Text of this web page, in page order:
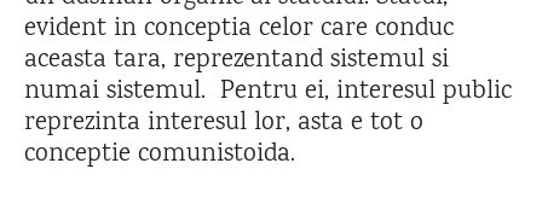
evident in conceptia celor care conduc
aceasta tara, reprezentand sistemul si
numai sistemul. Pentru ei, interesul public
reprezinta interesul lor, asta e tot o
conceptie comunistoida.